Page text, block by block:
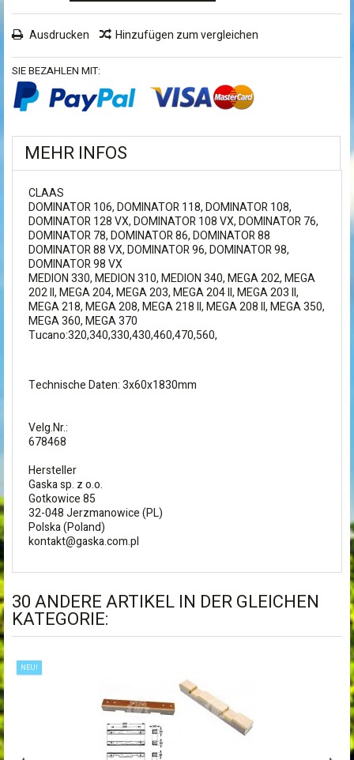
Ausdrucken Hinzufügen zum vergleichen
SIE BEZAHLEN MIT:
MEHR INFOS
CLAAS
DOMINATOR 106, DOMINATOR 118, DOMINATOR 108,
DOMINATOR 128 VX, DOMINATOR 108 VX, DOMINATOR 76,
DOMINATOR 78, DOMINATOR 86, DOMINATOR 88
DOMINATOR 88 VX, DOMINATOR 96, DOMINATOR 98,
DOMINATOR 98 VX
MEDION 330, MEDION 310, MEDION 340, MEGA 202, MEGA
202 II, MEGA 204, MEGA 203, MEGA 204 II, MEGA 203 II,
MEGA 218, MEGA 208, MEGA 218 II, MEGA 208 II, MEGA 350,
MEGA 360, MEGA 370
Tucano:320,340,330,430,460,470,560,
Technische Daten: 3x60x1830mm
Velg.Nr.:
678468
Hersteller
Gaska sp. z o.o.
Gotkowice 85
32-048 Jerzmanowice (PL)
Polska (Poland)
kontakt@gaska.com.pl
30 ANDERE ARTIKEL IN DER GLEICHEN
KATEGORIE:
NEU!